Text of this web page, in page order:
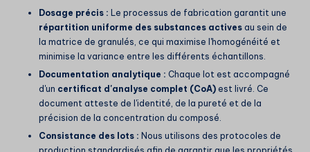
Dosage précis : Le processus de fabrication garantit une
répartition uniforme des substances actives au sein de
la matrice de granulés, ce qui maximise l'homogénéité et
minimise la variance entre les différents échantillons.
Documentation analytique : Chaque lot est accompagné
d'un certificat d'analyse complet (CoA) est livré. Ce
document atteste de l'identité, de la pureté et de la
précision de la concentration du composé.
Consistance des lots : Nous utilisons des protocoles de